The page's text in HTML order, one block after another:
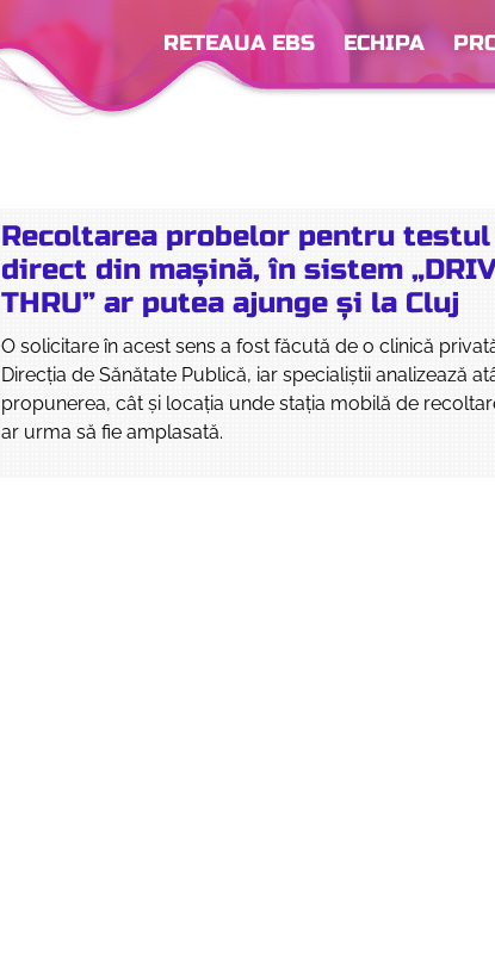
RETEAUA EBS ECHIPA
Recoltarea probelor pentru testul
direct din mașină, în sistem
THRU” ar putea ajunge și la Cluj
O solicitare în acest sens a fost făcută de o clinică
Direcția de Sănătate Publică, iar specialiștii analizează
propunerea, cât și locația unde stația mobilă de
ar urma să fie amplasată.